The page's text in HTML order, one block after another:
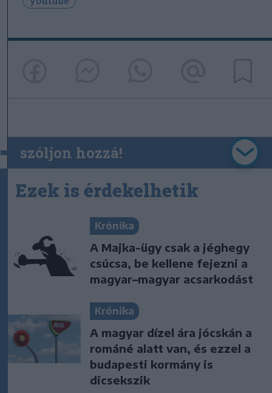
szóljon hozzá!
Ezek is érdekelhetik
Krónika
A Majka-ügy csak a jéghegy
csúcsa, be kellene fejezni a
magyar–magyar acsarkodást
Krónika
A magyar dízel ára jócskán a
románé alatt van, és ezzel a
budapesti kormány is
dicsekszik